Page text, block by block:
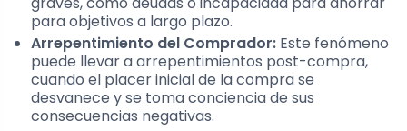
para objetivos a largo plazo.
Arrepentimiento del Comprador: Este fenómeno
puede llevar a arrepentimientos post-compra,
cuando el placer inicial de la compra se
desvanece y se toma conciencia de sus
consecuencias negativas.